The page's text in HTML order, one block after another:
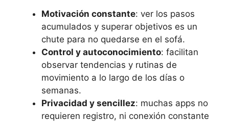
Motivación constante: ver los pasos
acumulados y superar objetivos es un
chute para no quedarse en el sofá.
Control y autoconocimiento: facilitan
observar tendencias y rutinas de
movimiento a lo largo de los días o
semanas.
Privacidad y sencillez: muchas apps no
requieren registro, ni conexión constante